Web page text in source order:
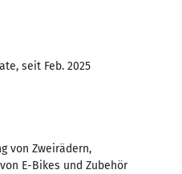
seit Feb. 2025
von Zweirädern,
E-Bikes und Zubehör